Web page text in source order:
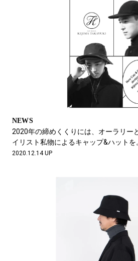
NEWS
2020年の締めくくりには、オーラリー
イリスト私物によるキャップ&ハットを
2020.12.14 UP